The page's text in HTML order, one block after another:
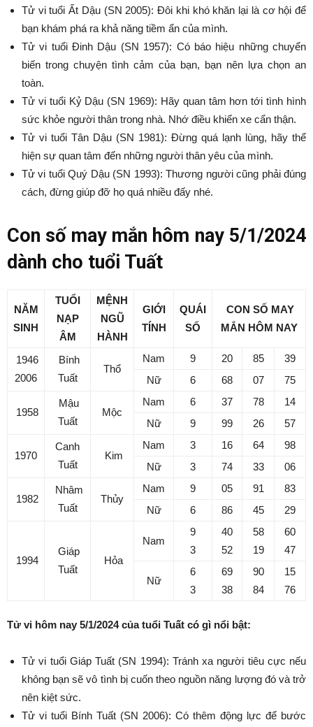
Tử vi tuổi Ất Dậu (SN 2005): Đôi khi khó khăn lại là cơ hội để
bạn khám phá ra khả năng tiềm ẩn của mình.
Tử vi tuổi Đinh Dậu (SN 1957): Có báo hiệu những chuyển
biến trong chuyện tình cảm của bạn, bạn nên lựa chọn an
toàn.
Tử vi tuổi Kỷ Dậu (SN 1969): Hãy quan tâm hơn tới tình hình
sức khỏe người thân trong nhà. Nhớ điều khiển xe cẩn thận.
Tử vi tuổi Tân Dậu (SN 1981): Đừng quá lạnh lùng, hãy thể
hiện sự quan tâm đến những người thân yêu của mình.
Tử vi tuổi Quý Dậu (SN 1993): Thương người cũng phải đúng
cách, đừng giúp đỡ họ quá nhiều đấy nhé.
Con số may mắn hôm nay 5/1/2024
dành cho tuổi Tuất
NĂM
SINH
TUỔI
NẠP
ÂM
MỆNH
NGŨ
HÀNH
GIỚI
TÍNH
QUÁI
SỐ
CON SỐ MAY
MẮN HÔM NAY
1946
2006
Bính
Tuất
Thổ
Nam 9 20 85
39
Nữ
6 68 07 75
1958
Mậu
Tuất
Mộc
Nam 6 37 78
14
Nữ
9 99 26 57
1970
Canh
Tuất
Kim
Nam 3 16 64
98
Nữ
3 74 33 06
1982
Nhâm
Tuất
Thủy
Nam 9 05 91
83
Nữ
6 86 45 29
1994
Giáp
Tuất
Hỏa
Nam
9
3
40
52
58
19
60
47
Nữ
6
3
69
38
90
84
15
76
Tử vi hôm nay 5/1/2024 của tuổi Tuất có gì nổi bật:
Tử vi tuổi Giáp Tuất (SN 1994): Tránh xa người tiêu cực nếu
không bạn sẽ vô tình bị cuốn theo nguồn năng lượng đó và trở
nên kiệt sức.
Tử vi tuổi Bính Tuất (SN 2006): Có thêm động lực để bước